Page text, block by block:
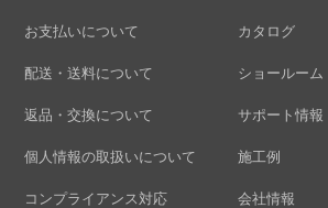
お支払いについて
配送・送料について
返品・交換について
個人情報の取扱いについて
コンプライアンス対応
カタログ
ショールーム
サポート情報
施工例
会社情報